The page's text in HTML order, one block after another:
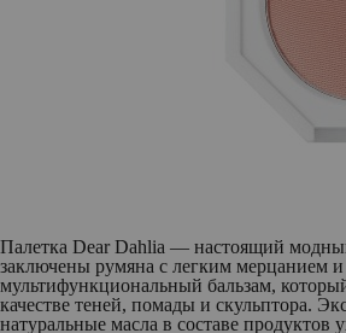
Палетка Dear Dahlia — настоящий
заключены румяна с легким мерцанием и
мультифункциональный бальзам,
качестве теней, помады и скульптора.
натуральные масла в составе продуктов